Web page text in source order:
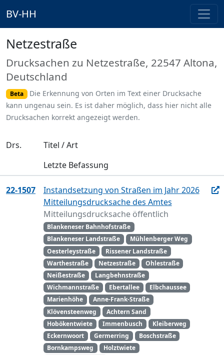
BV-HH
Netzestraße
Drucksachen zu Netzestraße, 22547 Altona,
Deutschland
Beta
Die Erkennung von Orten im Text einer Drucksache
kann ungenau sein. Es ist daher möglich, dass hier nicht alle
Drucksachen korrekt angezeigt werden.
Drs.
Titel / Art
Letzte Befassung
22-1507
Instandsetzung von Straßen im Jahr 2026
Mitteilungsdrucksache des Amtes
Mitteilungsdrucksache öffentlich
Blankeneser Bahnhofstraße
Blankeneser Landstraße
Mühlenberger Weg
Oesterleystraße
Rissener Landstraße
Warthestraße
Netzestraße
Ohlestraße
Neißestraße
Langbehnstraße
Wichmannstraße
Ebertallee
Elbchaussee
Marienhöhe
Anne-Frank-Straße
Klövensteenweg
Achtern Sand
Hobökentwiete
Immenbusch
Kleiberweg
Eckernwoort
Germerring
Boschstraße
Bornkampsweg
Holztwiete